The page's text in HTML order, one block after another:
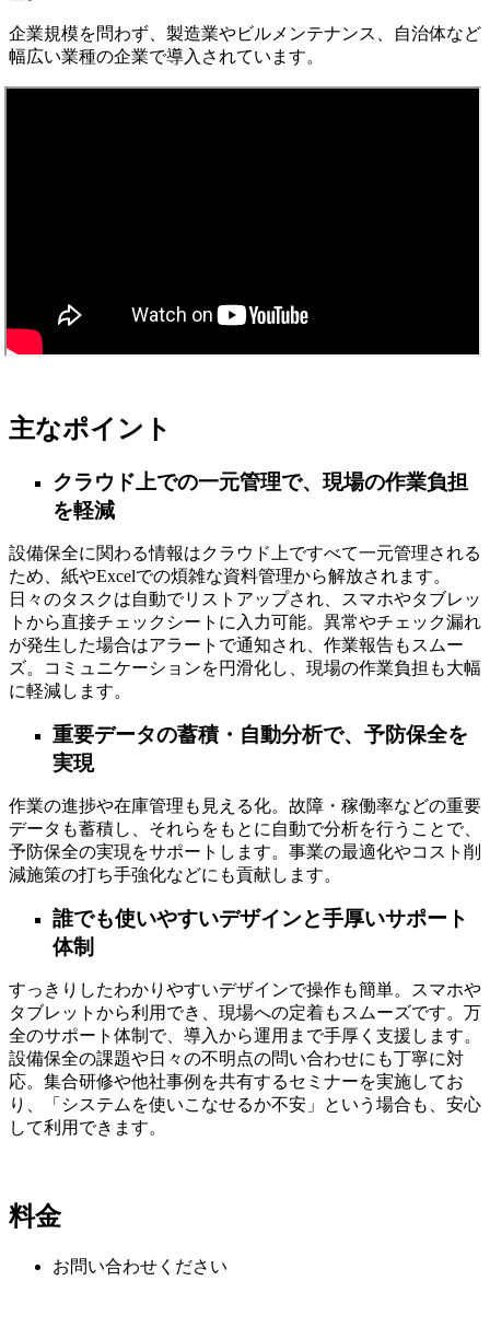
企業規模を問わず、製造業やビルメンテナンス、自治体など
幅広い業種の企業で導入されています。
主なポイント
クラウド上での一元管理で、現場の作業負担
を軽減
設備保全に関わる情報はクラウド上ですべて一元管理される
ため、紙やExcelでの煩雑な資料管理から解放されます。
日々のタスクは自動でリストアップされ、スマホやタブレッ
トから直接チェックシートに入力可能。異常やチェック漏れ
が発生した場合はアラートで通知され、作業報告もスムー
ズ。コミュニケーションを円滑化し、現場の作業負担も大幅
に軽減します。
重要データの蓄積・自動分析で、予防保全を
実現
作業の進捗や在庫管理も見える化。故障・稼働率などの重要
データも蓄積し、それらをもとに自動で分析を行うことで、
予防保全の実現をサポートします。事業の最適化やコスト削
減施策の打ち手強化などにも貢献します。
誰でも使いやすいデザインと手厚いサポート
体制
すっきりしたわかりやすいデザインで操作も簡単。スマホや
タブレットから利用でき、現場への定着もスムーズです。万
全のサポート体制で、導入から運用まで手厚く支援します。
設備保全の課題や日々の不明点の問い合わせにも丁寧に対
応。集合研修や他社事例を共有するセミナーを実施してお
り、「システムを使いこなせるか不安」という場合も、安心
して利用できます。
料金
お問い合わせください